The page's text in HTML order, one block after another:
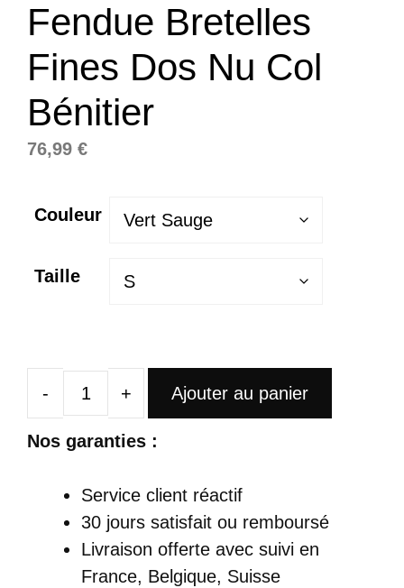
Fendue Bretelles
Fines Dos Nu Col
Bénitier
76,99 €
Couleur
Taille
quantité
de
Satin
Longue
Fendue
Bretelles
Ajouter au panier
Nos garanties :
Service client réactif
30 jours satisfait ou remboursé
Livraison offerte avec suivi en
France, Belgique, Suisse